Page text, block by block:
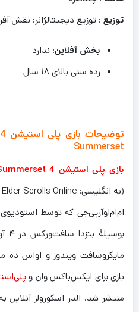
توزیع : توزیع دیجیتالژانر: نقش
بخش آفلاین: ندارد
رده سنی بالای ۱۸ سال
Summerset
بازی پلی استیشن 4 The Elder Scrolls Online Summerset
ام‌ام‌اوآرپی‌جی که توسط
مایکروسافت ویندوز و اواس
بازی برای ایکس‌باکس وان و
منتشر شد. الدر اسکورولز